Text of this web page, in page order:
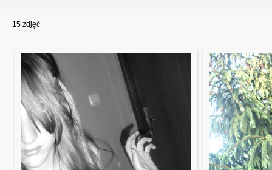
15 zdjęć